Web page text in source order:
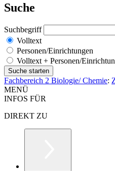
Suche
Suchbegriff
Volltext
Personen/Einrichtungen
Volltext + Personen/
Fachbereich 2 Biologie/ Chemie:
MENÜ
INFOS FÜR
DIREKT ZU